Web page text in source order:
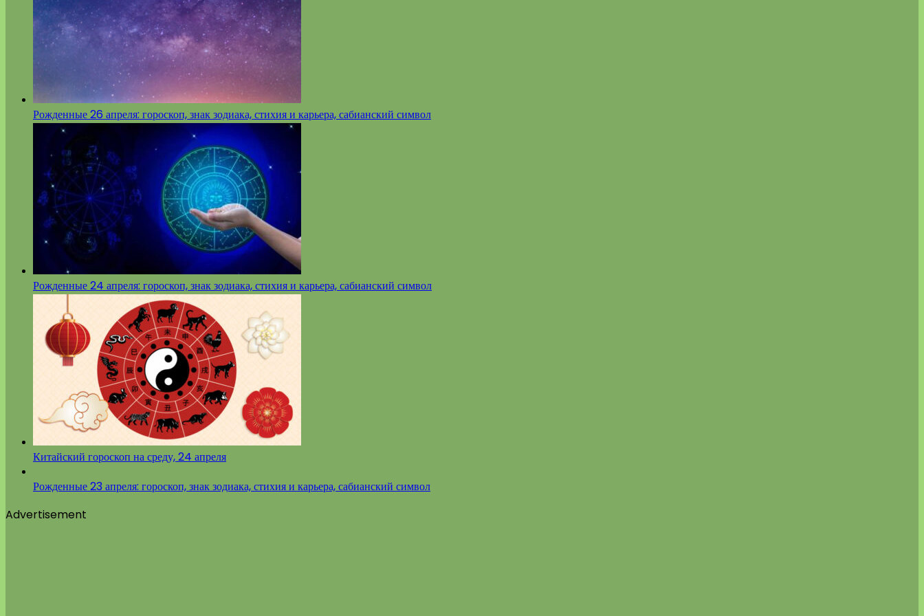
Рожденные 26 апреля: гороскоп, знак зодиака, стихия и карьера, сабианский символ
Рожденные 24 апреля: гороскоп, знак зодиака, стихия и карьера, сабианский символ
Китайский гороскоп на среду, 24 апреля
Рожденные 23 апреля: гороскоп, знак зодиака, стихия и карьера, сабианский символ
Advertisement